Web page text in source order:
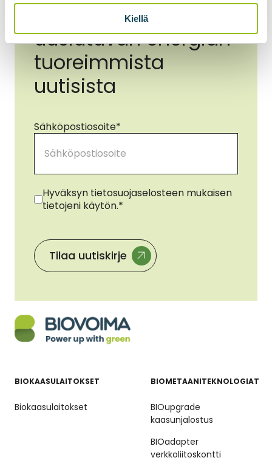
Kiellä
Pysy ajantasalla
uusiutuvan energian
tuoreimmista
uutisista
Sähköpostiosoite*
Suostumus*
Hyväksyn tietosuojaselosteen mukaisen
tietojeni käytön.*
BIOKAASULAITOKSET
Biokaasulaitokset
BIOMETAANITEKNOLOGIAT
BIOupgrade
kaasunjalostus
BIOadapter
verkkoliitoskontti